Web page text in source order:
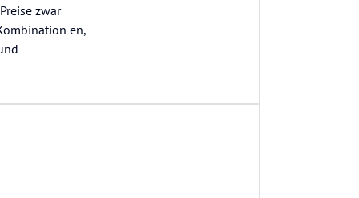
zwar
en,